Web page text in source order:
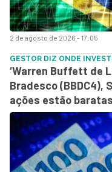
2 de agosto de 2026 - 17:05
GESTOR DIZ ONDE
‘Warren Buffett de
Bradesco (BBDC4),
ações estão